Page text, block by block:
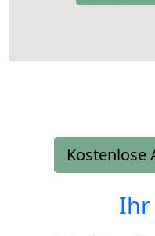
Kostenlose
Ihr